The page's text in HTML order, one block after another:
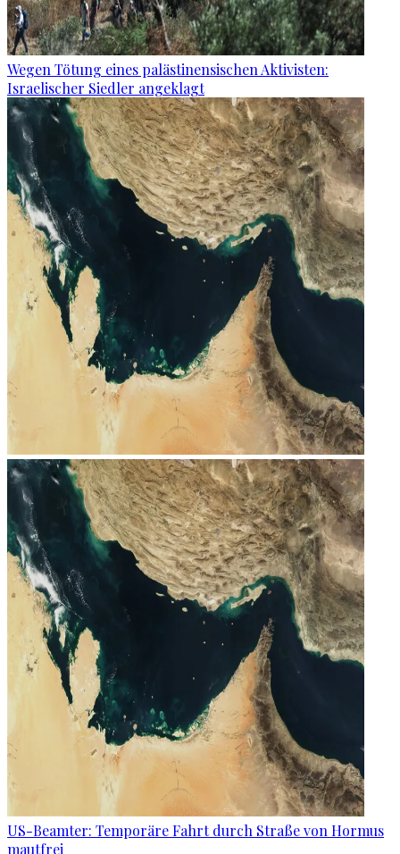
Wegen Tötung eines palästinensischen Aktivisten:
Israelischer Siedler angeklagt
US-Beamter: Temporäre Fahrt durch Straße von Hormus
mautfrei